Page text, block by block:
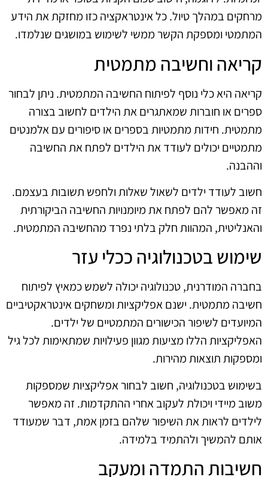
מרחקים במהלך טיול. כל אינטראקציה כזו מחזקת את הידע
המתמטי ומספקת הקשר ממשי לשימוש במושגים שנלמדו.
קריאה וחשיבה מתמטית
קריאה היא כלי נוסף לפיתוח החשיבה המתמטית. ניתן לבחור
ספרים או חוברות שמאתגרים את הילדים לחשוב בצורה
מתמטית. חידות מתמטיות בספרים או סיפורים עם אלמנטים
מתמטיים יכולים לעודד את הילדים לפתח את החשיבה
וההבנה.
חשוב לעודד ילדים לשאול שאלות ולחפש תשובות בעצמם.
זה מאפשר להם לפתח את מיומנויות החשיבה הביקורתית
והאנליטית, המהוות חלק בלתי נפרד מהחשיבה המתמטית.
שימוש בטכנולוגיה ככלי עזר
בחברה המודרנית, טכנולוגיה יכולה לשמש כמאיץ לפיתוח
חשיבה מתמטית. ישנם אפליקציות ומשחקים אינטראקטיביים
המיועדים לשיפור הכישורים המתמטיים של ילדים.
האפליקציות הללו מציעות מגוון פעילויות שמתאימות לכל גיל
ומספקות תוצאות מהירות.
בשימוש בטכנולוגיה, חשוב לבחור אפליקציות שמספקות
משוב מיידי ויכולת לעקוב אחרי ההתקדמות. זה מאפשר
לילדים לראות את השיפור שלהם בזמן אמת, דבר שמעודד
אותם להמשיך ולהתמיד בלמידה.
חשיבות התמדה ומעקב